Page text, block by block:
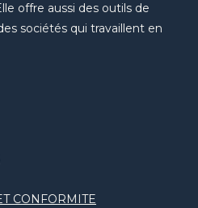
offre aussi des outils de
sociétés qui travaillent en
CONFORMITE